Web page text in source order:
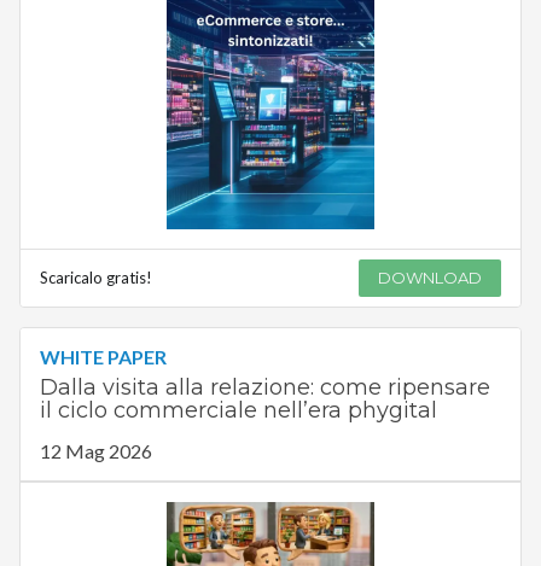
Scaricalo gratis! DOWNLOAD
WHITE PAPER
Dalla visita alla relazione: come ripensare
il ciclo commerciale nell’era phygital
12 Mag 2026